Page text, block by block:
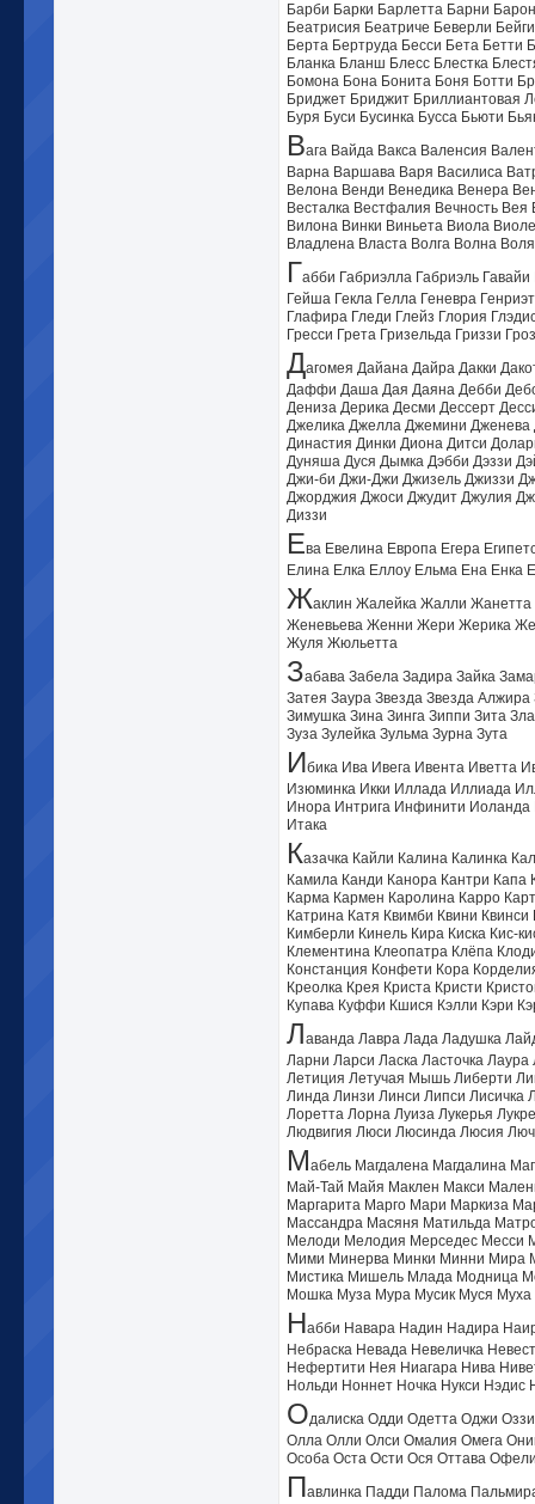
Барби Барки Барлетта Барни
Беатрисия Беатриче Беверли
Берта Бертруда Бесси Бета
Бланка Бланш Блесс Блестка
Бомона Бона Бонита Боня Ботти
Бриджет Бриджит Бриллиантовая
Буря Буси Бусинка Бусса Бьюти
Вага Вайда Вакса Валенсия
Варна Варшава Варя Василиса
Велона Венди Венедика Венера
Весталка Вестфалия Вечность
Вилона Винки Виньета Виола
Владлена Власта Волга Волна
Габби Габриэлла Габриэль
Гейша Гекла Гелла Геневра
Глафира Гледи Глейз Глория
Гресси Грета Гризельда Гриззи
Дагомея Дайана Дайра Дакки
Даффи Даша Дая Даяна Дебби
Дениза Дерика Десми Дессерт
Джелика Джелла Джемини
Династия Динки Диона Дитси
Дуняша Дуся Дымка Дэбби Дэззи
Джи-би Джи-Джи Джизель Джиззи
Джорджия Джоси Джудит Джулия
Диззи
Ева Евелина Европа Егера
Елина Елка Еллоу Ельма Ена
Жаклин Жалейка Жалли
Женевьева Женни Жери Жерика
Жуля Жюльетта
Забава Забела Задира Зайка
Затея Заура Звезда Звезда
Зимушка Зина Зинга Зиппи Зита
Зуза Зулейка Зульма Зурна Зута
Ибика Ива Ивега Ивента Иветта
Изюминка Икки Иллада Иллиада
Инора Интрига Инфинити
Итака
Казачка Кайли Калина Калинка
Камила Канди Канора Кантри Капа
Карма Кармен Каролина Карро
Катрина Катя Квимби Квини
Кимберли Кинель Кира Киска Кис-
Клементина Клеопатра Клёпа
Констанция Конфети Кора
Креолка Крея Криста Кристи
Купава Куффи Кшися Кэлли Кэри
Лаванда Лавра Лада Ладушка
Ларни Ларси Ласка Ласточка
Летиция Летучая Мышь Либерти
Линда Линзи Линси Липси
Лоретта Лорна Луиза Лукерья
Людвигия Люси Люсинда Люсия
Мабель Магдалена Магдалина
Май-Тай Майя Маклен Макси
Маргарита Марго Мари Маркиза
Массандра Масяня Матильда
Мелоди Мелодия Мерседес Месси
Мими Минерва Минки Минни Мира
Мистика Мишель Млада Модница
Мошка Муза Мура Мусик Муся
Набби Навара Надин Надира
Небраска Невада Невеличка
Нефертити Нея Ниагара Нива
Нольди Ноннет Ночка Нукси Нэдис
Одалиска Одди Одетта Оджи
Олла Олли Олси Омалия Омега
Особа Оста Ости Ося Оттава
Павлинка Падди Палома